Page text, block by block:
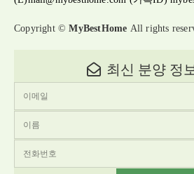
Copyright ©MyBestHome All rights
최신 분양 정